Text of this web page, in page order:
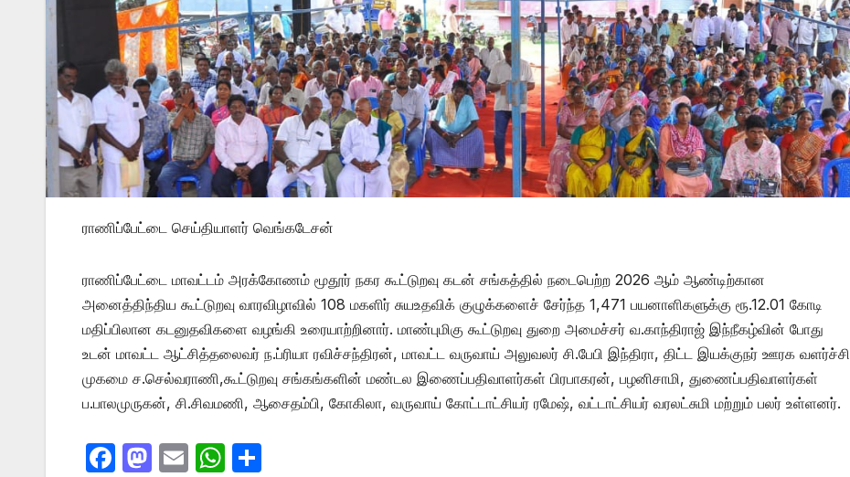
ராணிப்பேட்டை செய்தியாளர் வெங்கடேசன்
ராணிப்பேட்டை மாவட்டம் அரக்கோணம் மூதூர் நகர கூட்டுறவு கடன் சங்கத்தில் நடைபெற்ற 2026 ஆம் ஆண்டிற்கான
அனைத்திந்திய கூட்டுறவு வாரவிழாவில் 108 மகளிர் சுயஉதவிக் குழுக்களைச் சேர்ந்த 1,471 பயனாளிகளுக்கு ரூ.12.01 கோடி
மதிப்பிலான கடனுதவிகளை வழங்கி உரையாற்றினார். மாண்புமிகு கூட்டுறவு துறை அமைச்சர் வ.காந்திராஜ் இந்நீகழ்வின் போது
உடன் மாவட்ட ஆட்சித்தலைவர் ந.ப்ரியா ரவிச்சந்திரன், மாவட்ட வருவாய் அலுவலர் சி.பேபி இந்திரா, திட்ட இயக்குநர் ஊரக வளர்ச்சி
முகமை ச.செல்வராணி,கூட்டுறவு சங்கங்களின் மண்டல இணைப்பதிவாளர்கள் பிரபாகரன், பழனிசாமி, துணைப்பதிவாளர்கள்
ப.பாலமுருகன், சி.சிவமணி, ஆசைதம்பி, கோகிலா, வருவாய் கோட்டாட்சியர் ரமேஷ், வட்டாட்சியர் வரலட்சுமி மற்றும் பலர் உள்ளனர்.
F
M E
W